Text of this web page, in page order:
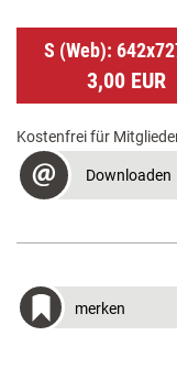
S (Web):
3,00 EUR
Kostenfrei für
Downloaden
merken